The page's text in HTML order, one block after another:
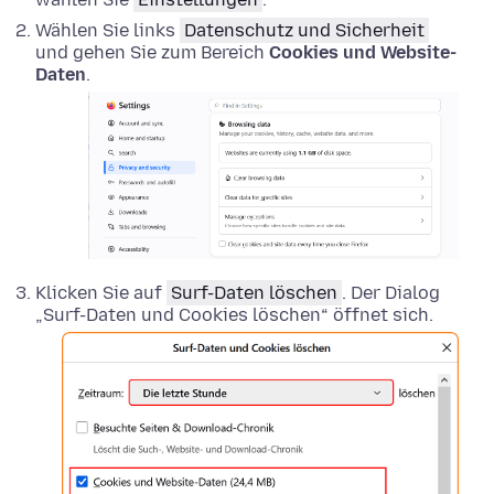
Wählen Sie links Datenschutz und Sicherheit
und gehen Sie zum Bereich Cookies und Website-
Daten.
Klicken Sie auf Surf-Daten löschen . Der Dialog
„Surf-Daten und Cookies löschen“ öffnet sich.